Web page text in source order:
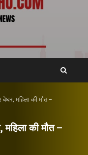
बेघर, महिला की मौत –
महिला की मौत –